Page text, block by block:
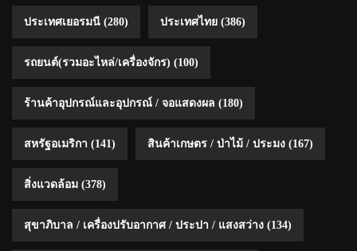
ประเทศเยอรมนี (280) ประเทศไทย (386)
รถยนต์(รวมอะไหล่/เครื่องจักร) (100)
ร้านค้าอุปกรณ์และอุปกรณ์ / จอแสดงผล (180)
สหรัฐอเมริกา (141) สินค้าเกษตร / ป่าไม้ / ประมง (167)
สิ่งแวดล้อม (378)
สุขาภิบาล / เครื่องปรับอากาศ / ประปา / แสงสว่าง (134)